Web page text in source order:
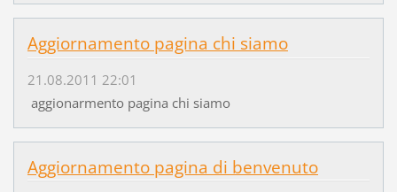
Aggiornamento pagina chi siamo
21.08.2011 22:01
aggionarmento pagina chi siamo
Aggiornamento pagina di benvenuto